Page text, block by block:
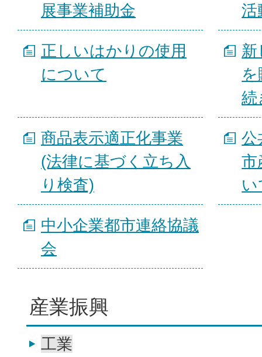
展事業補助金
活
正しいはかりの使用
について
新
続
商品表示適正化事業
(法律に基づく立ち入
り検査)
公
市
い
中小企業都市連絡協議
会
産業振興
工業